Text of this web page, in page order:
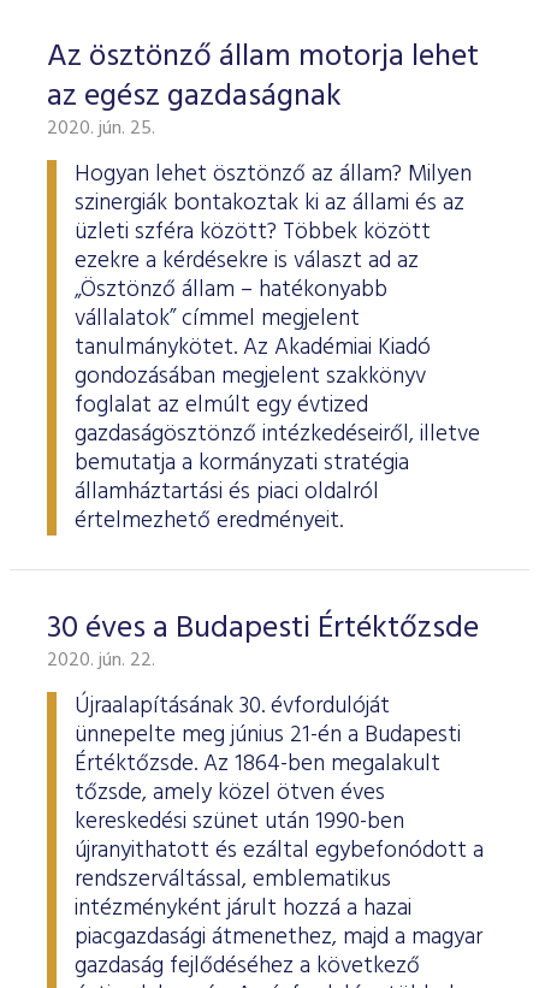
Az ösztönző állam motorja lehet
az egész gazdaságnak
2020. jún. 25.
Hogyan lehet ösztönző az állam? Milyen
szinergiák bontakoztak ki az állami és az
üzleti szféra között? Többek között
ezekre a kérdésekre is választ ad az
„Ösztönző állam – hatékonyabb
vállalatok” címmel megjelent
tanulmánykötet. Az Akadémiai Kiadó
gondozásában megjelent szakkönyv
foglalat az elmúlt egy évtized
gazdaságösztönző intézkedéseiről, illetve
bemutatja a kormányzati stratégia
államháztartási és piaci oldalról
értelmezhető eredményeit.
30 éves a Budapesti Értéktőzsde
2020. jún. 22.
Újraalapításának 30. évfordulóját
ünnepelte meg június 21-én a Budapesti
Értéktőzsde. Az 1864-ben megalakult
tőzsde, amely közel ötven éves
kereskedési szünet után 1990-ben
újranyithatott és ezáltal egybefonódott a
rendszerváltással, emblematikus
intézményként járult hozzá a hazai
piacgazdasági átmenethez, majd a magyar
gazdaság fejlődéséhez a következő